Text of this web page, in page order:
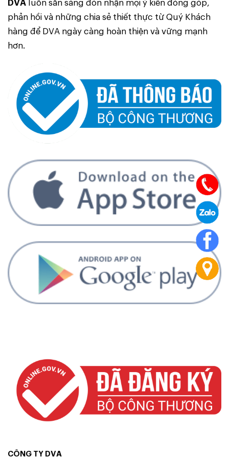
phản hồi và những chia sẻ thiết thực từ Quý Khách
hàng để DVA ngày càng hoàn thiện và vững mạnh
hơn.
CÔNG TY DVA